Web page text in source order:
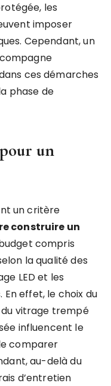
les
imposer
Cependant, un
ces démarches
phase de
un
un critère
construire un
compris
la qualité des
LED et les
effet, le choix du
du vitrage trempé
influencent le
comparer
au-delà du
d’entretien